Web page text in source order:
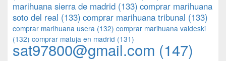
marihuana sierra de madrid (133) comprar marihuana
soto del real (133) comprar marihuana tribunal (133)
comprar marihuana usera (132) comprar marihuana valdeski
(132) comprar matuja en madrid (131)
sat97800@gmail.com (147)